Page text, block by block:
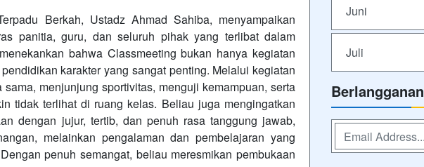
Berkah, Ustadz Ahmad Sahiba, menyampaikan
panitia, guru, dan seluruh pihak yang terlibat dalam
bahwa Classmeeting bukan hanya kegiatan
karakter yang sangat penting. Melalui kegiatan
menjunjung sportivitas, menguji kemampuan, serta
tidak terlihat di ruang kelas. Beliau juga mengingatkan
dengan jujur, tertib, dan penuh rasa tanggung jawab,
melainkan pengalaman dan pembelajaran yang
penuh semangat, beliau meresmikan pembukaan
Juni
Juli
Berlangganan